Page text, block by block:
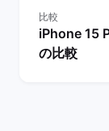
比較
iPhone 15
の比較